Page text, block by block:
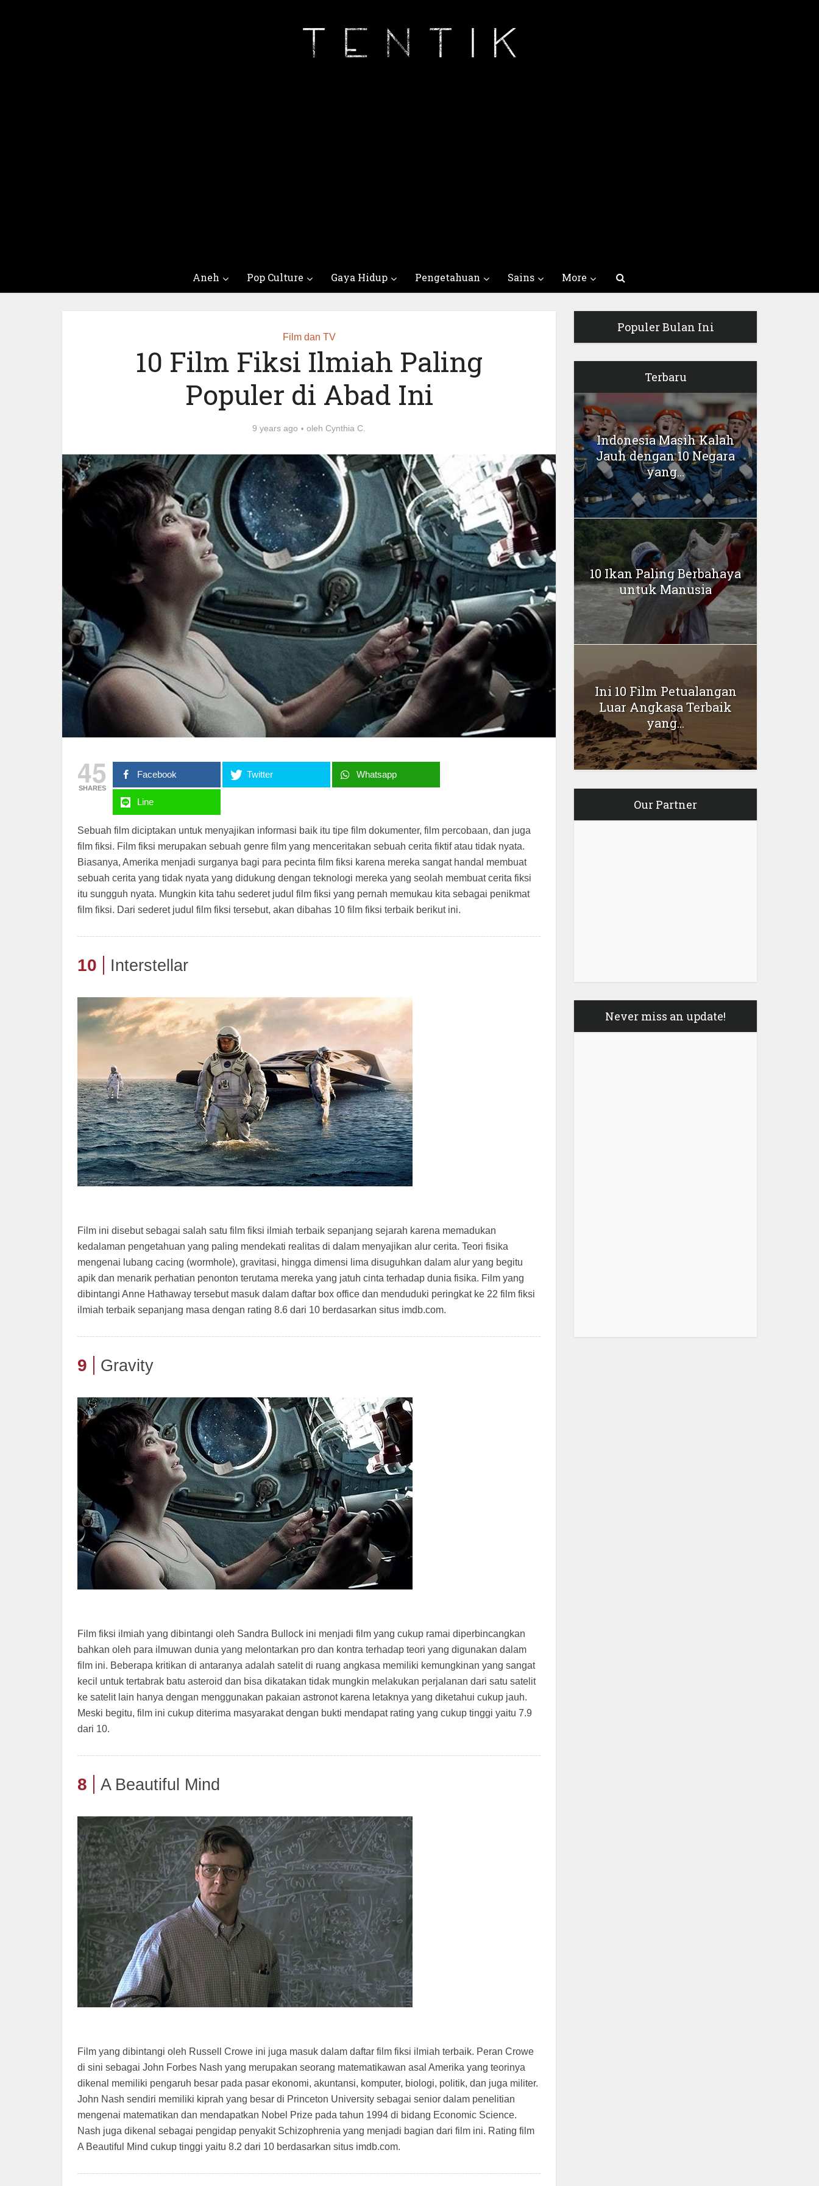
Aneh Pop Culture Gaya Hidup Pengetahuan Sains More
Film dan TV
10 Film Fiksi Ilmiah Paling
Populer di Abad Ini
9 years ago oleh Cynthia C.
45
SHARES
Facebook Twitter Whatsapp
Line
Sebuah film diciptakan untuk menyajikan informasi baik itu tipe film dokumenter, film percobaan, dan juga
film fiksi. Film fiksi merupakan sebuah genre film yang menceritakan sebuah cerita fiktif atau tidak nyata.
Biasanya, Amerika menjadi surganya bagi para pecinta film fiksi karena mereka sangat handal membuat
sebuah cerita yang tidak nyata yang didukung dengan teknologi mereka yang seolah membuat cerita fiksi
itu sungguh nyata. Mungkin kita tahu sederet judul film fiksi yang pernah memukau kita sebagai penikmat
film fiksi. Dari sederet judul film fiksi tersebut, akan dibahas 10 film fiksi terbaik berikut ini.
10 Interstellar
Film ini disebut sebagai salah satu film fiksi ilmiah terbaik sepanjang sejarah karena memadukan
kedalaman pengetahuan yang paling mendekati realitas di dalam menyajikan alur cerita. Teori fisika
mengenai lubang cacing (wormhole), gravitasi, hingga dimensi lima disuguhkan dalam alur yang begitu
apik dan menarik perhatian penonton terutama mereka yang jatuh cinta terhadap dunia fisika. Film yang
dibintangi Anne Hathaway tersebut masuk dalam daftar box office dan menduduki peringkat ke 22 film fiksi
ilmiah terbaik sepanjang masa dengan rating 8.6 dari 10 berdasarkan situs imdb.com.
9 Gravity
Film fiksi ilmiah yang dibintangi oleh Sandra Bullock ini menjadi film yang cukup ramai diperbincangkan
bahkan oleh para ilmuwan dunia yang melontarkan pro dan kontra terhadap teori yang digunakan dalam
film ini. Beberapa kritikan di antaranya adalah satelit di ruang angkasa memiliki kemungkinan yang sangat
kecil untuk tertabrak batu asteroid dan bisa dikatakan tidak mungkin melakukan perjalanan dari satu satelit
ke satelit lain hanya dengan menggunakan pakaian astronot karena letaknya yang diketahui cukup jauh.
Meski begitu, film ini cukup diterima masyarakat dengan bukti mendapat rating yang cukup tinggi yaitu 7.9
dari 10.
8 A Beautiful Mind
Film yang dibintangi oleh Russell Crowe ini juga masuk dalam daftar film fiksi ilmiah terbaik. Peran Crowe
di sini sebagai John Forbes Nash yang merupakan seorang matematikawan asal Amerika yang teorinya
dikenal memiliki pengaruh besar pada pasar ekonomi, akuntansi, komputer, biologi, politik, dan juga militer.
John Nash sendiri memiliki kiprah yang besar di Princeton University sebagai senior dalam penelitian
mengenai matematikan dan mendapatkan Nobel Prize pada tahun 1994 di bidang Economic Science.
Nash juga dikenal sebagai pengidap penyakit Schizophrenia yang menjadi bagian dari film ini. Rating film
A Beautiful Mind cukup tinggi yaitu 8.2 dari 10 berdasarkan situs imdb.com.
Populer Bulan Ini
Terbaru
Indonesia Masih Kalah
Jauh dengan 10 Negara
yang...
10 Ikan Paling Berbahaya
untuk Manusia
Ini 10 Film Petualangan
Luar Angkasa Terbaik
yang...
Our Partner
Never miss an update!